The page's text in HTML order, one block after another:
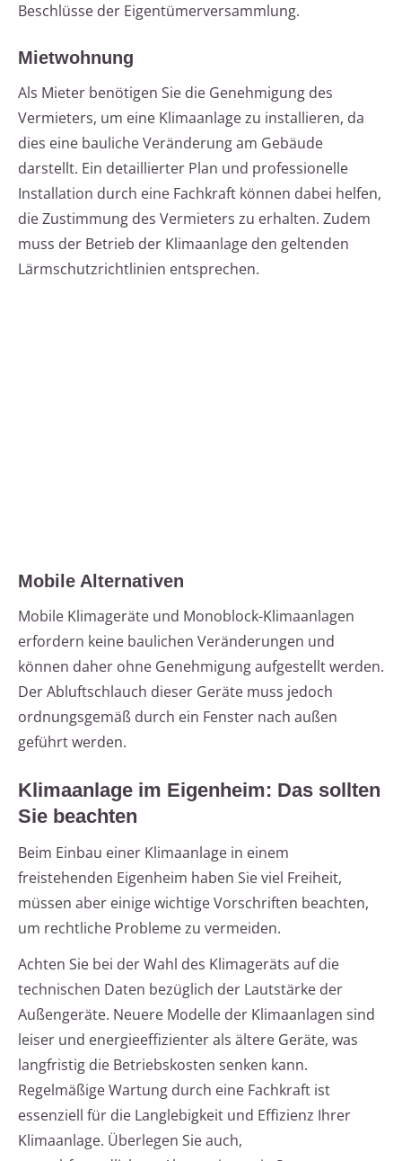
Beschlüsse der Eigentümerversammlung.
Mietwohnung
Als Mieter benötigen Sie die Genehmigung des
Vermieters, um eine Klimaanlage zu installieren, da
dies eine bauliche Veränderung am Gebäude
darstellt. Ein detaillierter Plan und professionelle
Installation durch eine Fachkraft können dabei helfen,
die Zustimmung des Vermieters zu erhalten. Zudem
muss der Betrieb der Klimaanlage den geltenden
Lärmschutzrichtlinien entsprechen.
Mobile Alternativen
Mobile Klimageräte und Monoblock-Klimaanlagen
erfordern keine baulichen Veränderungen und
können daher ohne Genehmigung aufgestellt werden.
Der Abluftschlauch dieser Geräte muss jedoch
ordnungsgemäß durch ein Fenster nach außen
geführt werden.
Klimaanlage im Eigenheim: Das sollten
Sie beachten
Beim Einbau einer Klimaanlage in einem
freistehenden Eigenheim haben Sie viel Freiheit,
müssen aber einige wichtige Vorschriften beachten,
um rechtliche Probleme zu vermeiden.
Achten Sie bei der Wahl des Klimageräts auf die
technischen Daten bezüglich der Lautstärke der
Außengeräte. Neuere Modelle der Klimaanlagen sind
leiser und energieeffizienter als ältere Geräte, was
langfristig die Betriebskosten senken kann.
Regelmäßige Wartung durch eine Fachkraft ist
essenziell für die Langlebigkeit und Effizienz Ihrer
Klimaanlage. Überlegen Sie auch,